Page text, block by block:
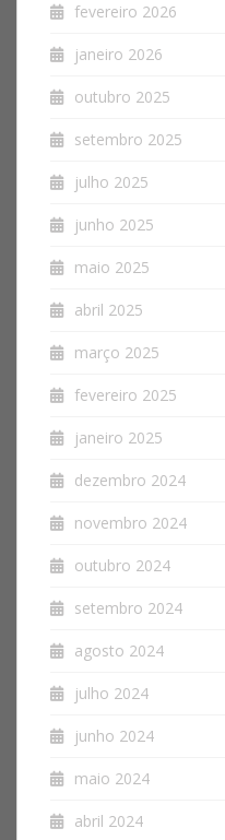
fevereiro 2026
janeiro 2026
outubro 2025
setembro 2025
julho 2025
junho 2025
maio 2025
abril 2025
março 2025
fevereiro 2025
janeiro 2025
dezembro 2024
novembro 2024
outubro 2024
setembro 2024
agosto 2024
julho 2024
junho 2024
maio 2024
abril 2024